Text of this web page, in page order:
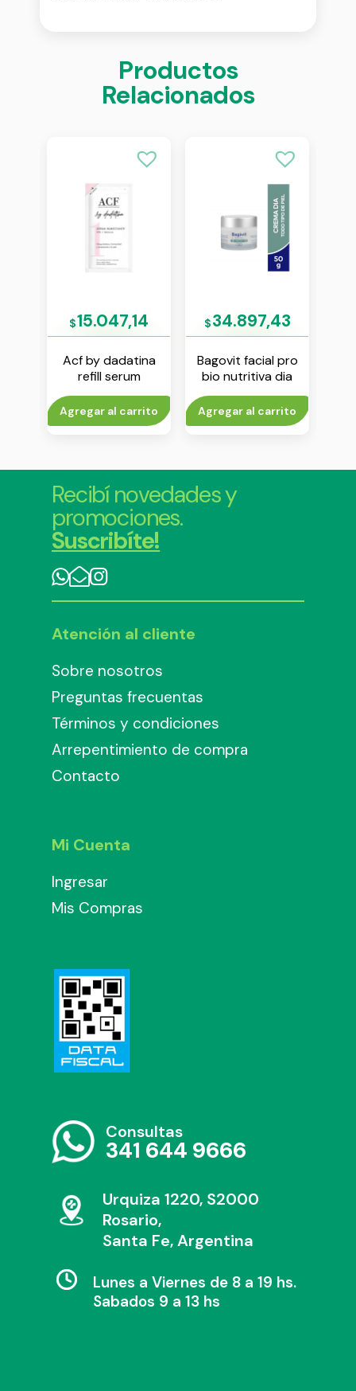
Productos
Relacionados
$15.047,14
Acf by dadatina
refill serum
humectante vol 1 x
30 ml
Agregar al carrito
$34.897,43
Bagovit facial pro
bio nutritiva dia
crema x 55 g
Agregar al carrito
Recibí novedades y
promociones.
Suscribíte!
Atención al cliente
Sobre nosotros
Preguntas frecuentas
Términos y condiciones
Arrepentimiento de compra
Contacto
Mi Cuenta
Ingresar
Mis Compras
Consultas
341 644 9666
Urquiza 1220, S2000
Rosario,
Santa Fe, Argentina
Lunes a Viernes de 8 a 19 hs.
Sabados 9 a 13 hs